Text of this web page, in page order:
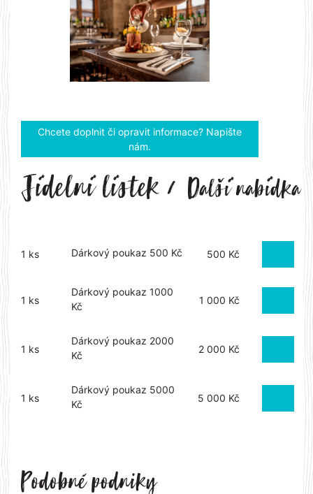
Previous
Chcete doplnit či opravit informace? Napište
nám.
1 ks Dárkový poukaz 500 Kč 500 Kč
1 ks
Dárkový poukaz 1000
Kč
1 000 Kč
1 ks
Dárkový poukaz 2000
Kč
2 000 Kč
1 ks
Dárkový poukaz 5000
Kč
5 000 Kč